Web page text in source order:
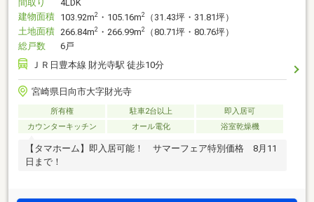
間取り
4LDK
建物面積 103.92m2 ・105.16m2
（31.43坪・31.81坪）
土地面積 266.84m2 ・266.99m2
（80.71坪・80.76坪）
総戸数
6戸
ＪＲ日豊本線 財光寺駅 徒歩10分
宮崎県日向市大字財光寺
所有権 駐車2台以上
即入居可
カウンターキッチン
オール電化 浴室乾燥機
【タマホーム】即入居可能！ サマーフェア特別価格 8月11
日まで！